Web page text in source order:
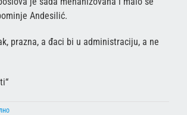
Andesilić.
prazna, a đaci bi u administraciju, a ne